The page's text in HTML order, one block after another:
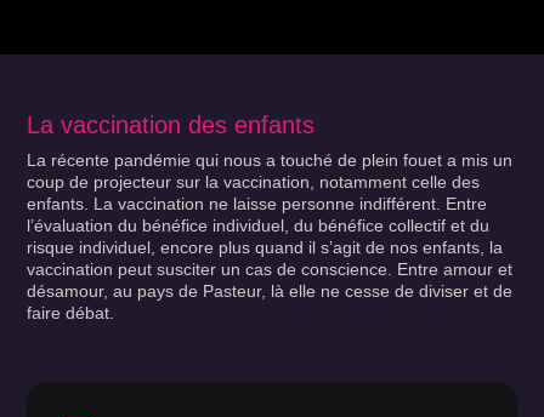
La vaccination des enfants
La récente pandémie qui nous a touché de plein fouet a mis un
coup de projecteur sur la vaccination, notamment celle des
enfants. La vaccination ne laisse personne indifférent. Entre
l’évaluation du bénéfice individuel, du bénéfice collectif et du
risque individuel, encore plus quand il s’agit de nos enfants, la
vaccination peut susciter un cas de conscience. Entre amour et
désamour, au pays de Pasteur, là elle ne cesse de diviser et de
faire débat.